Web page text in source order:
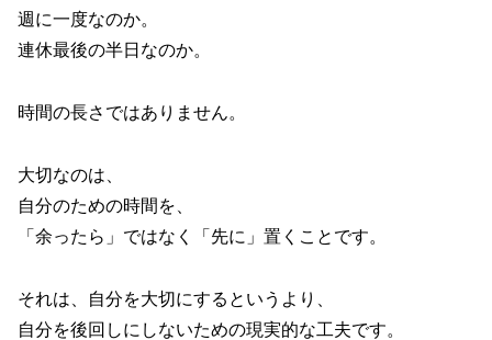
週に一度なのか。
連休最後の半日なのか。
時間の長さではありません。
大切なのは、
自分のための時間を、
「余ったら」ではなく「先に」置くことです。
それは、自分を大切にするというより、
自分を後回しにしないための現実的な工夫です。